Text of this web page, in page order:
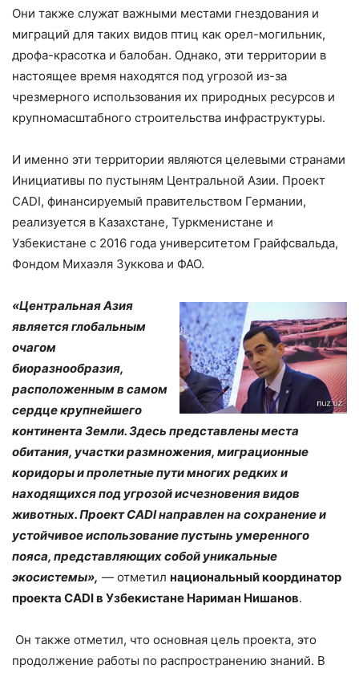
Они также служат важными местами гнездования и
миграций для таких видов птиц как орел-могильник,
дрофа-красотка и балобан. Однако, эти территории в
настоящее время находятся под угрозой из-за
чрезмерного использования их природных ресурсов и
крупномасштабного строительства инфраструктуры.
И именно эти территории являются целевыми странами
Инициативы по пустыням Центральной Азии. Проект
CADI, финансируемый правительством Германии,
реализуется в Казахстане, Туркменистане и
Узбекистане с 2016 года университетом Грайфсвальда,
Фондом Михаэля Зуккова и ФАО.
«Центральная Азия
является глобальным
очагом
биоразнообразия,
расположенным в самом
сердце крупнейшего
континента Земли. Здесь представлены места
обитания, участки размножения, миграционные
коридоры и пролетные пути многих редких и
находящихся под угрозой исчезновения видов
животных. ПроектCADIнаправлен на сохранение и
устойчивое использование пустынь умеренного
пояса, представляющих собой уникальные
экосистемы», — отметил национальный координатор
проекта CADI в Узбекистане Нариман Нишанов.
Он также отметил, что основная цель проекта, это
продолжение работы по распространению знаний. В